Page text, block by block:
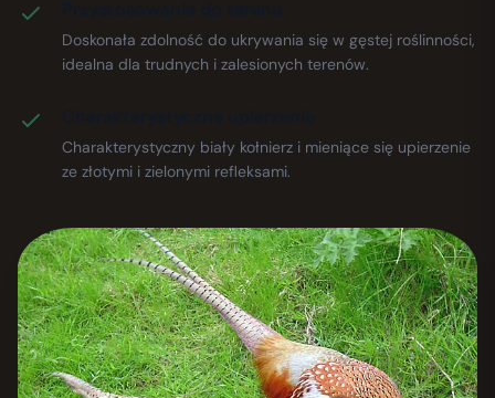
Doskonała zdolność do ukrywania się w gęstej roślinności,
idealna dla trudnych i zalesionych terenów.
Charakterystyczny biały kołnierz i mieniące się upierzenie
ze złotymi i zielonymi refleksami.